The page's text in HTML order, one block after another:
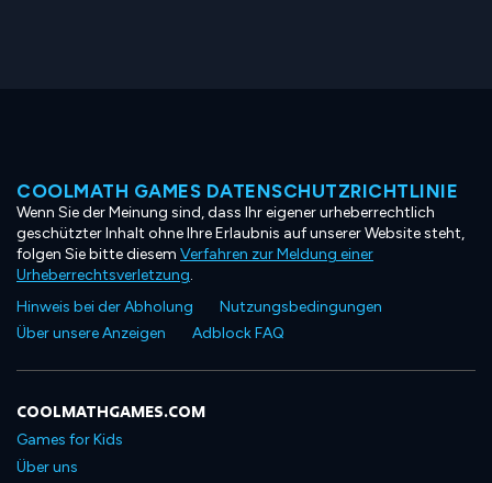
COOLMATH GAMES DATENSCHUTZRICHTLINIE
Wenn Sie der Meinung sind, dass Ihr eigener urheberrechtlich
geschützter Inhalt ohne Ihre Erlaubnis auf unserer Website steht,
folgen Sie bitte diesem Verfahren zur Meldung einer
Urheberrechtsverletzung.
Hinweis bei der Abholung
Nutzungsbedingungen
Über unsere Anzeigen
Adblock FAQ
COOLMATHGAMES.COM
Games for Kids
Über uns